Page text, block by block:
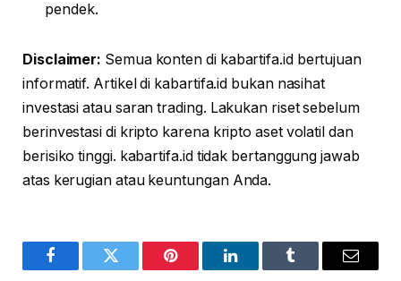
pendek.
Disclaimer: Semua konten di kabartifa.id bertujuan
informatif. Artikel di kabartifa.id bukan nasihat
investasi atau saran trading. Lakukan riset sebelum
berinvestasi di kripto karena kripto aset volatil dan
berisiko tinggi. kabartifa.id tidak bertanggung jawab
atas kerugian atau keuntungan Anda.
FacebookTwitter Pinterest LinkedInTumblr Email